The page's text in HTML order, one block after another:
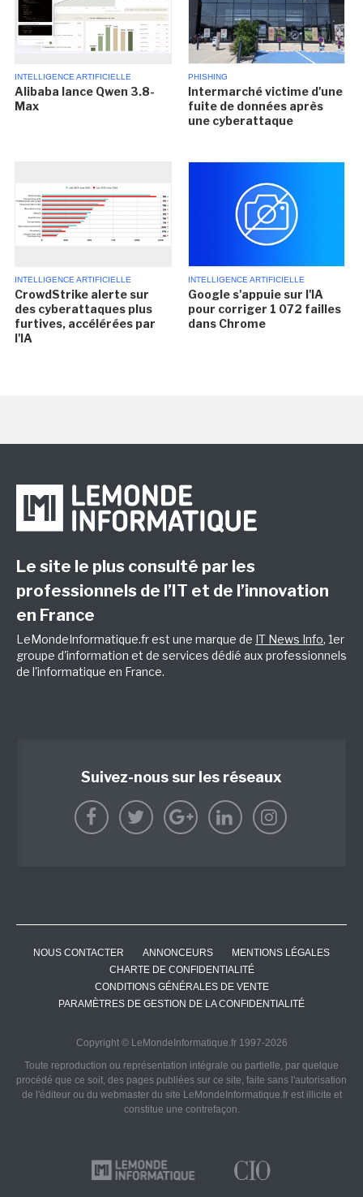
INTELLIGENCE ARTIFICIELLE
Alibaba lance Qwen 3.8-
Max
PHISHING
Intermarché victime d'une
fuite de données après
une cyberattaque
INTELLIGENCE ARTIFICIELLE
CrowdStrike alerte sur
des cyberattaques plus
furtives, accélérées par
l'IA
INTELLIGENCE ARTIFICIELLE
Google s'appuie sur l'IA
pour corriger 1 072 failles
dans Chrome
Le site le plus consulté par les
professionnels de l’IT et de l’innovation
en France
LeMondeInformatique.fr est une marque de IT News Info, 1er
groupe d'information et de services dédié aux professionnels
de l'informatique en France.
Suivez-nous sur les réseaux
NOUS CONTACTER ANNONCEURS
MENTIONS LÉGALES
CHARTE DE CONFIDENTIALITÉ
CONDITIONS GÉNÉRALES DE VENTE
PARAMÈTRES DE GESTION DE LA CONFIDENTIALITÉ
Copyright © LeMondeInformatique.fr 1997-2026
Toute reproduction ou représentation intégrale ou partielle, par quelque
procédé que ce soit, des pages publiées sur ce site, faite sans l'autorisation
de l'éditeur ou du webmaster du site LeMondeInformatique.fr est illicite et
constitue une contrefaçon.